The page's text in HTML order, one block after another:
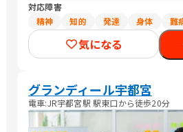
対応障害
精神
知的 発達 身体 難
気になる
グランディール宇都宮
電車:JR宇都宮駅 駅東口から徒歩20分